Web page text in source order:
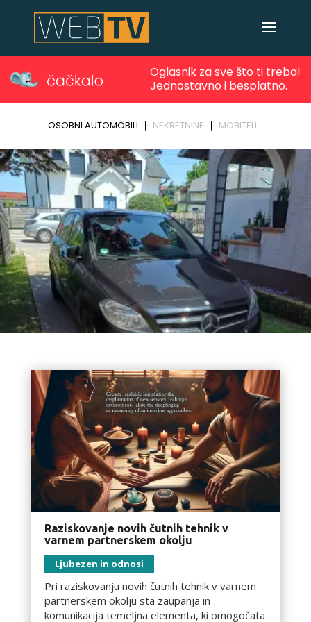
Raziskovanje novih čutnih tehnik v
varnem partnerskem okolju
Ljubezen in odnosi
Pri raziskovanju novih čutnih tehnik v varnem
partnerskem okolju sta zaupanja in
komunikacija temeljna elementa, ki omogočata